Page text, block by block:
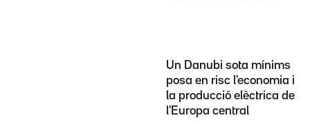
Un Danubi sota mínims
posa en risc l'economia i
la producció elèctrica de
l'Europa central